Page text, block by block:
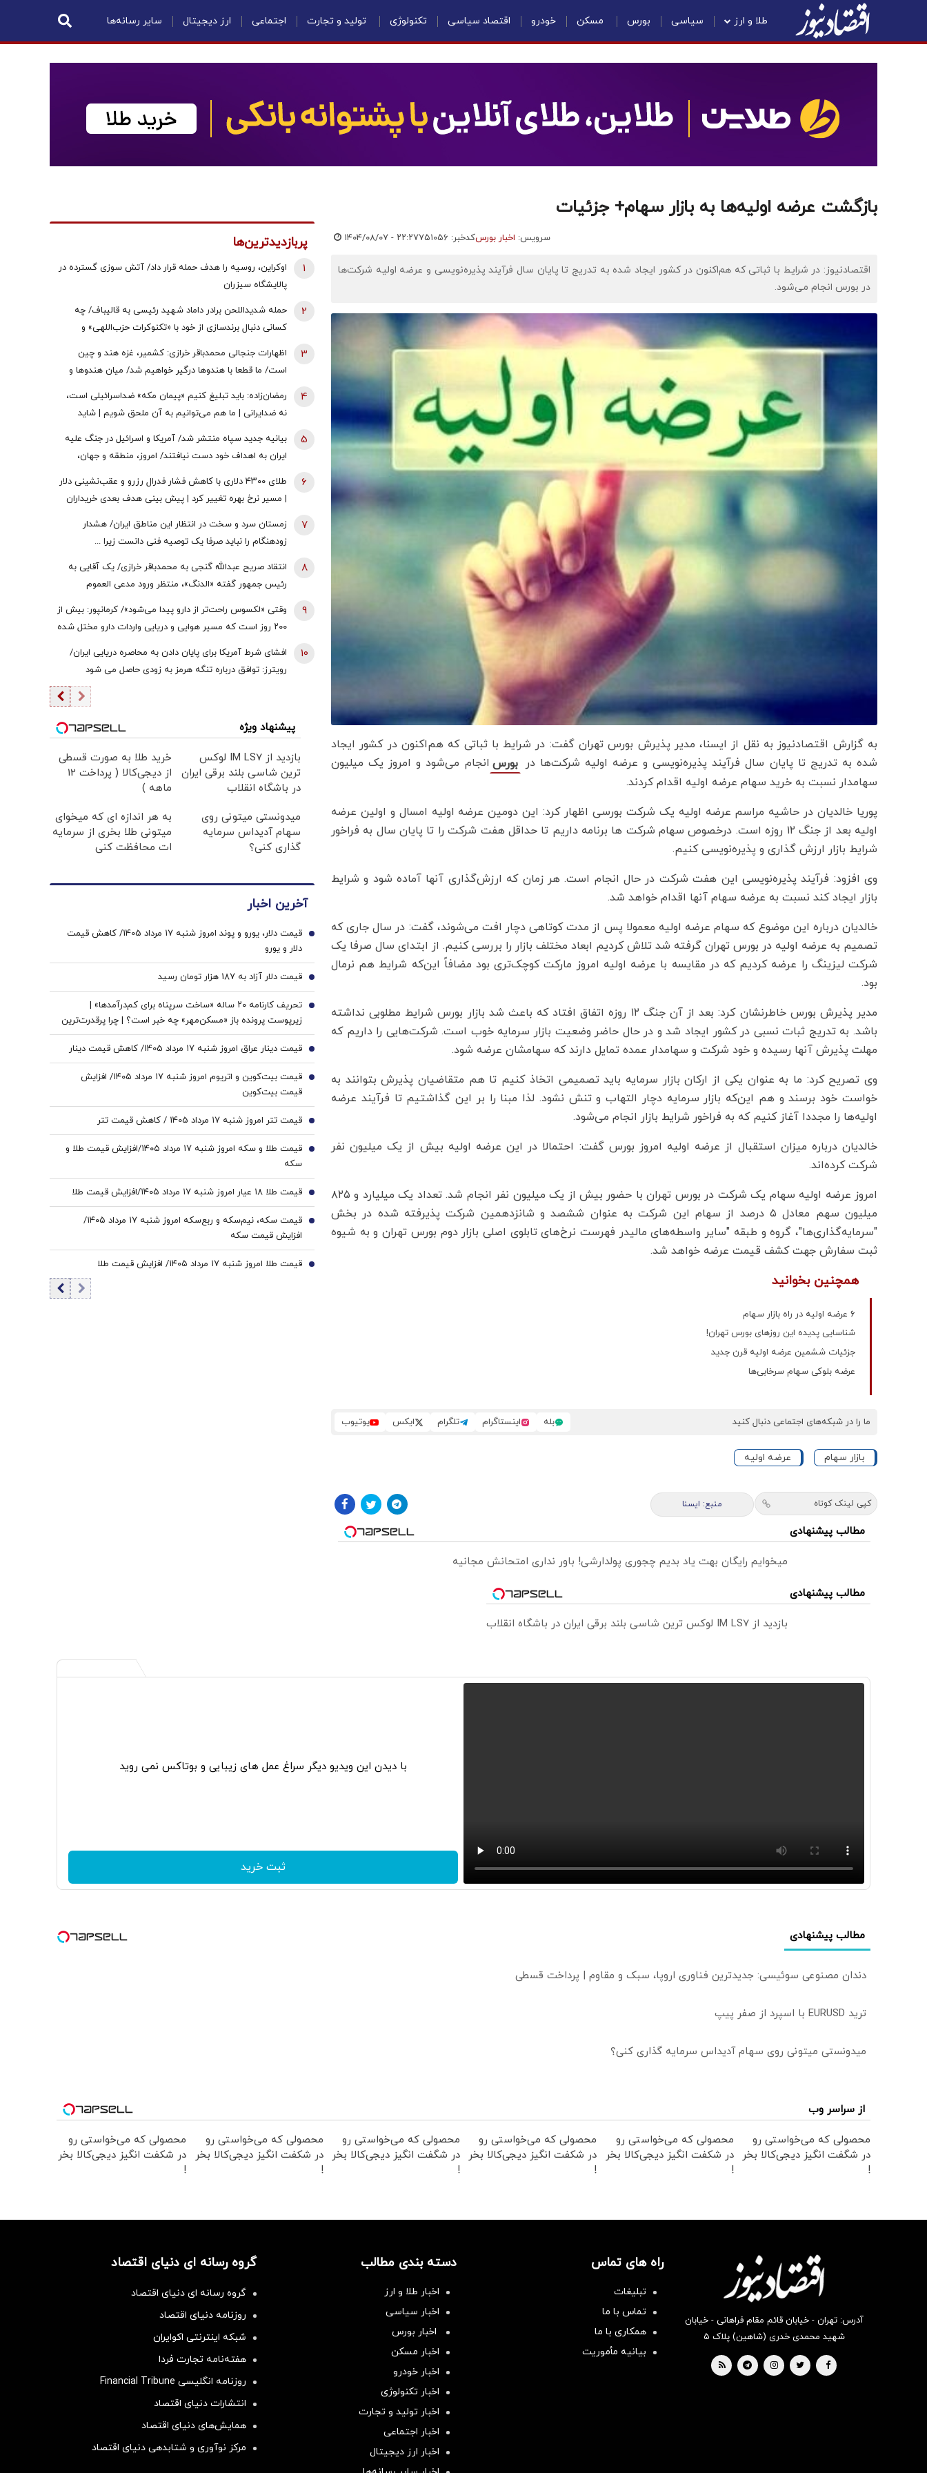
طلا و ارز سیاسی بورس مسکن خودرو اقتصاد سیاسی تکنولوژی تولید و تجارت اجتماعی ارز دیجیتال سایر رسانه‌ها
بازگشت عرضه اولیه‌ها به بازار سهام+ جزئیات
سرویس: اخبار بورسکدخبر: ۷۵۱۰۵۶ ۱۴۰۴/۰۸/۰۷ - ۲۲:۲۷
اقتصادنیوز: در شرایط با ثباتی که هم‌اکنون در کشور ایجاد شده به تدریج تا پایان سال فرآیند پذیره‌نویسی و عرضه اولیه شرکت‌ها
در بورس انجام می‌شود.
به گزارش اقتصادنیوز به نقل از ایسنا، مدیر پذیرش بورس تهران گفت: در شرایط با ثباتی که هم‌اکنون در کشور ایجاد
شده به تدریج تا پایان سال فرآیند پذیره‌نویسی و عرضه اولیه شرکت‌ها در
بورس انجام می‌شود و امروز یک میلیون
سهامدار نسبت به خرید سهام عرضه اولیه اقدام کردند.
پوریا خالدیان در حاشیه مراسم عرضه اولیه یک شرکت بورسی اظهار کرد: این دومین عرضه اولیه امسال و اولین عرضه
اولیه بعد از جنگ ۱۲ روزه است. درخصوص سهام شرکت ها برنامه داریم تا حداقل هفت شرکت را تا پایان سال به فراخور
شرایط بازار ارزش گذاری و پذیره‌نویسی کنیم.
وی افزود: فرآیند پذیره‌نویسی این هفت شرکت در حال انجام است. هر زمان که ارزش‌گذاری آنها آماده شود و شرایط
بازار ایجاد کند نسبت به عرضه سهام آنها اقدام خواهد شد.
خالدیان درباره این موضوع که سهام عرضه اولیه معمولا پس از مدت کوتاهی دچار افت می‌شوند، گفت: در سال جاری که
تصمیم به عرضه اولیه در بورس تهران گرفته شد تلاش کردیم ابعاد مختلف بازار را بررسی کنیم. از ابتدای سال صرفا یک
شرکت لیزینگ را عرضه کردیم که در مقایسه با عرضه اولیه امروز مارکت کوچک‌تری بود مضافاً این‌که شرایط هم نرمال
بود.
مدیر پذیرش بورس خاطرنشان کرد: بعد از آن جنگ ۱۲ روزه اتفاق افتاد که باعث شد بازار بورس شرایط مطلوبی نداشته
باشد. به تدریج ثبات نسبی در کشور ایجاد شد و در حال حاضر وضعیت بازار سرمایه خوب است. شرکت‌هایی را داریم که
مهلت پذیرش آنها رسیده و خود شرکت و سهامدار عمده تمایل دارند که سهامشان عرضه شود.
وی تصریح کرد: ما به عنوان یکی از ارکان بازار سرمایه باید تصمیمی اتخاذ کنیم تا هم متقاضیان پذیرش بتوانند به
خواست خود برسند و هم این‌که بازار سرمایه دچار التهاب و تنش نشود. لذا مبنا را بر این گذاشتیم تا فرآیند عرضه
اولیه‌ها را مجددا آغاز کنیم که به فراخور شرایط بازار انجام می‌شود.
خالدیان درباره میزان استقبال از عرضه اولیه امروز بورس گفت: احتمالا در این عرضه اولیه بیش از یک میلیون نفر
شرکت کرده‌اند.
امروز عرضه اولیه سهام یک شرکت در بورس تهران با حضور بیش از یک میلیون نفر انجام شد. تعداد یک میلیارد و ۸۲۵
میلیون سهم معادل ۵ درصد از سهام این شرکت به عنوان ششصد و شانزدهمین شرکت پذیرفته ‌شده در ﺑﺨﺶ
"سرمایه‌گذاری‌ها"، گروه و طبقه "سایر واسطه‌های مالیدر فهرست نرخ‌های تابلوی اصلی بازار دوم بورس تهران و به شیوه
ثبت سفارش جهت کشف قیمت عرضه خواهد شد.
همچنین بخوانید
۶ عرضه اولیه در راه بازار سهام
شناسایی پدیده این روزهای بورس تهران!
جزئیات ششمین عرضه اولیه قرن جدید
عرضه بلوکی سهام سرخابی‌ها
ما را در شبکه‌های اجتماعی دنبال کنید بله اینستاگرام تلگرام ایکس یوتیوب
بازار سهام عرضه اولیه
کپی لینک کوتاه منبع: ايسنا
مطالب پیشنهادی
میخوایم رایگان بهت یاد بدیم چجوری پولدارشی! باور نداری امتحانش مجانیه
مطالب پیشنهادی
بازدید از IM LS7 لوکس ترین شاسی بلند برقی ایران در باشگاه انقلاب
پربازدیدترین‌ها
اوکراین، روسیه را هدف حمله قرار داد/ آتش سوزی گسترده در
پالایشگاه سیزران
1
حمله شدیداللحن برادر داماد شهید رئیسی به قالیباف/ چه
کسانی دنبال برندسازی از خود با «تکنوکرات حزب‌اللهی» و
2
اظهارات جنجالی محمدباقر خرازی: کشمیر، غزه هند و چین
است/ ما قطعا با هندوها درگیر خواهیم شد/ میان هندوها و
3
رمضان‌زاده: باید تبلیغ کنیم «پیمان مکه» ضداسرائیلی است،
نه ضدایرانی | ما هم می‌توانیم به آن ملحق شویم | شاید
تندروها با حضور ایران در این پیمان مخالفت کنند اما...
4
بیانیه جدید سپاه منتشر شد/ آمریکا و اسرائیل در جنگ علیه
ایران به اهداف خود دست نیافتند/ امروز، منطقه و جهان،
5
طلای ۴۳۰۰ دلاری با کاهش فشار فدرال رزرو و عقب‌نشینی دلار
| مسیر نرخ بهره تغییر کرد | پیش بینی هدف بعدی خریداران
6
زمستان سرد و سخت در انتظار این مناطق ایران/ هشدار
زودهنگام را نباید صرفا یک توصیه فنی دانست زیرا ...
7
انتقاد صریح عبدالله گنجی به محمدباقر خرازی/ یک آقایی به
رئیس جمهور گفته «الدنگ»، منتظر ورود مدعی العموم
قوه قضائیه ورود نمی‌کند؟
8
وقتی «لکسوس راحت‌تر از دارو پیدا می‌شود»/ کرمانپور: بیش از
۲۰۰ روز است که مسیر هوایی و دریایی واردات دارو مختل شده
9
افشای شرط آمریکا برای پایان دادن به محاصره دریایی ایران/
رویترز: توافق درباره تنگه هرمز به زودی حاصل می شود
10
پیشنهاد ویژه
بازدید از IM LS7 لوکس
ترین شاسی بلند برقی ایران
در باشگاه انقلاب
خرید طلا به صورت قسطی
از دیجی‌کالا ( پرداخت 12
ماهه )
میدونستی میتونی روی
سهام آدیداس سرمایه
گذاری کنی؟
به هر اندازه ای که میخوای
میتونی طلا بخری از سرمایه
ات محافظت کنی
آخرین اخبار
قیمت دلار، یورو و پوند امروز شنبه ۱۷ مرداد 1405/ کاهش قیمت
دلار و یورو
1
قیمت دلار آزاد به 187 هزار تومان رسید 2
تحریف کارنامه ۲۰ ساله «ساخت سرپناه برای کم‌درآمدها» |
زیرپوست پرونده باز «مسکن‌مهر» چه خبر است؟ | چرا پرقدرت‌ترین
تسهیلات‌بانکی در دهه ۹۰ «مسکن‌مهر» را گارانتی نکرد؟
3
قیمت دینار عراق امروز شنبه ۱۷ مرداد 1405/ کاهش قیمت دینار 4
قیمت بیت‌کوین و اتریوم امروز شنبه ۱۷ مرداد ۱۴۰۵/ افزایش
قیمت بیت‌کوین
5
قیمت تتر امروز شنبه ۱۷ مرداد 1405 / کاهش قیمت تتر 6
قیمت طلا و سکه امروز شنبه ۱۷ مرداد ۱۴۰۵/افزایش قیمت طلا و
سکه
7
قیمت طلا ۱۸ عیار امروز شنبه ۱۷ مرداد ۱۴۰۵/افزایش قیمت طلا 8
قیمت سکه، نیم‌سکه و ربع‌سکه امروز شنبه ۱۷ مرداد ۱۴۰۵/
افزایش قیمت سکه
9
قیمت طلا امروز شنبه ۱۷ مرداد ۱۴۰۵/ افزایش قیمت طلا 10
با دیدن این ویدیو دیگر سراغ عمل های زیبایی و بوتاکس نمی روید
ثبت خرید
مطالب پیشنهادی
دندان مصنوعی سوئیسی: جدیدترین فناوری اروپا، سبک و مقاوم | پرداخت قسطی
ترید EURUSD با اسپرد از صفر پیپ
میدونستی میتونی روی سهام آدیداس سرمایه گذاری کنی؟
از سراسر وب
محصولی که می‌خواستی رو
در شگفت انگیز دیجی‌کالا بخر
!
محصولی که می‌خواستی رو
در شکفت انگیز دیجی‌کالا بخر
!
محصولی که می‌خواستی رو
در شکفت انگیز دیجی‌کالا بخر
!
محصولی که می‌خواستی رو
در شگفت انگیز دیجی‌کالا بخر
!
محصولی که می‌خواستی رو
در شکفت انگیز دیجی‌کالا بخر
!
محصولی که می‌خواستی رو
در شکفت انگیز دیجی‌کالا بخر
!
آدرس: تهران - خیابان قائم مقام فراهانی - خیابان
شهید محمدی خدری (شاهین) پلاک ۵
راه های تماس
تبلیغات
تماس با ما
همکاری با ما
بیانیه مأموریت
دسته بندی مطالب
اخبار طلا و ارز
اخبار سیاسی
اخبار بورس
اخبار مسکن
اخبار خودرو
اخبار تکنولوژی
اخبار تولید و تجارت
اخبار اجتماعی
اخبار ارز دیجیتال
گروه رسانه ای دنیای اقتصاد
گروه رسانه ای دنیای اقتصاد
روزنامه دنیای اقتصاد
شبکه اینترنتی اکوایران
هفته‌نامه تجارت فردا
روزنامه انگلیسی Financial Tribune
انتشارات دنیای اقتصاد
همایش‌های دنیای اقتصاد
مرکز نوآوری و شتابدهی دنیای اقتصاد